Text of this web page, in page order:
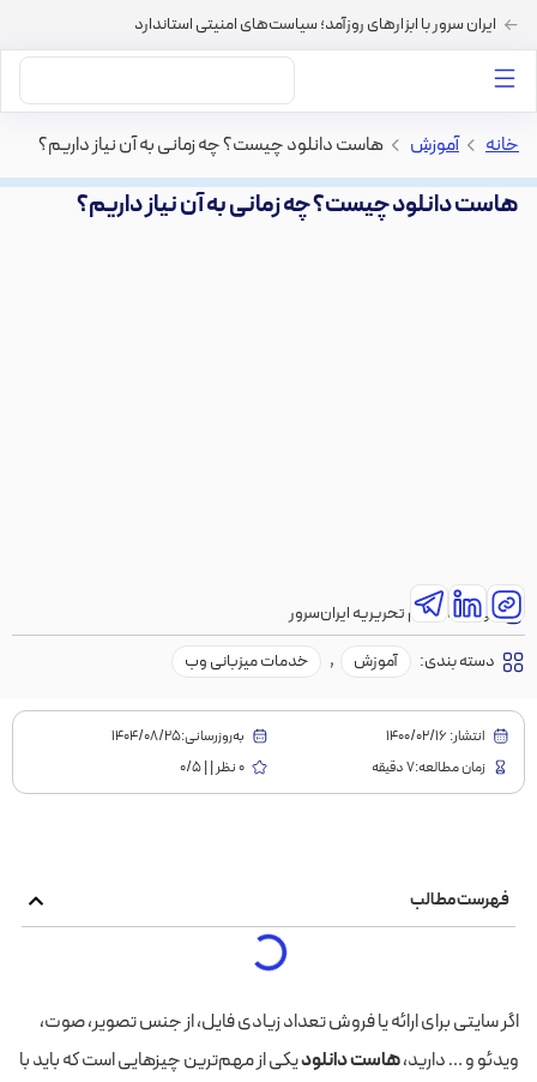
ایران سرور با ابزارهای روزآمد؛ سیاست‌های امنیتی استاندارد
خانه > آموزش > هاست دانلود چیست؟ چه زمانی به آن نیاز داریم؟
هاست دانلود چیست؟ چه زمانی به آن نیاز داریم؟
نویسنده:تیم تحریریه ایران‌سرور
دسته بندی:
آموزش , خدمات میزبانی وب
انتشار: 1400/02/16
به‌روز‌رسانی:۱۴۰۴/۰۸/۲۵
زمان مطالعه:7 دقیقه
0 نظر | | 0/5
فهرست مطالب
اگر سایتی برای ارائه یا فروش تعداد زیادی فایل، از جنس تصویر، صوت،
ویدئو و … دارید،هاست دانلودیکی از مهم‌ترین چیزهایی است که باید با